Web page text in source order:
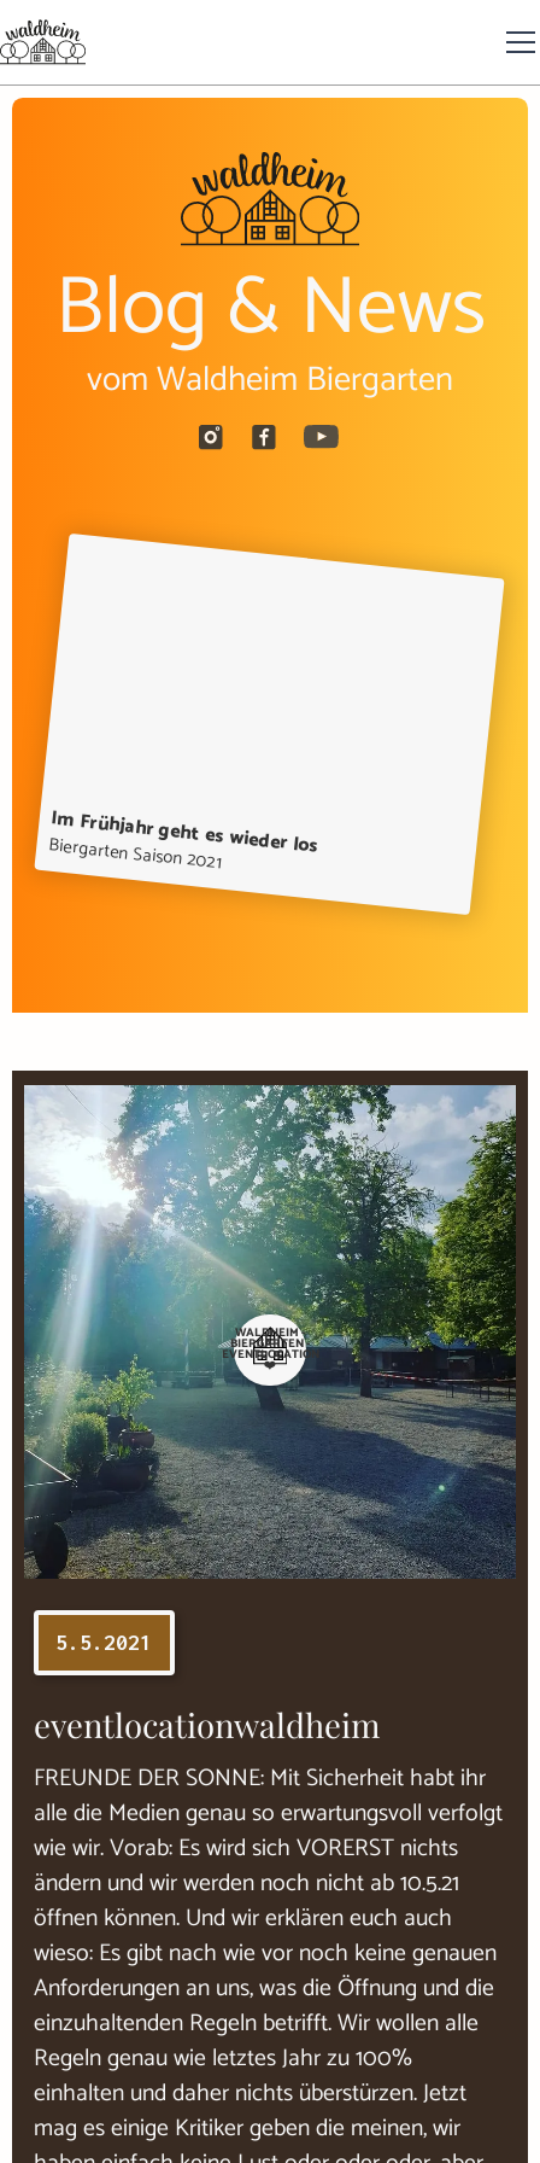
Blog & News
vom Waldheim Biergarten
Im Frühjahr geht es wieder los
Biergarten Saison 2021
WALDHEIM -
BIERGARTEN -
EVENTLOCATION
❤️
5.5.2021
eventlocationwaldheim
FREUNDE DER SONNE: Mit Sicherheit habt ihr
alle die Medien genau so erwartungsvoll verfolgt
wie wir. Vorab: Es wird sich VORERST nichts
ändern und wir werden noch nicht ab 10.5.21
öffnen können. Und wir erklären euch auch
wieso: Es gibt nach wie vor noch keine genauen
Anforderungen an uns, was die Öffnung und die
einzuhaltenden Regeln betrifft. Wir wollen alle
Regeln genau wie letztes Jahr zu 100%
einhalten und daher nichts überstürzen. Jetzt
mag es einige Kritiker geben die meinen, wir